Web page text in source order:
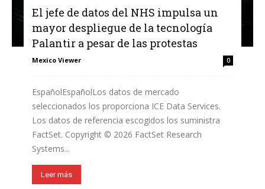
El jefe de datos del NHS impulsa un
mayor despliegue de la tecnología
Palantir a pesar de las protestas
Mexico Viewer 0
EspañolEspañolLos datos de mercado
seleccionados los proporciona ICE Data Services.
Los datos de referencia escogidos los suministra
FactSet. Copyright © 2026 FactSet Research
Systems...
Leer más